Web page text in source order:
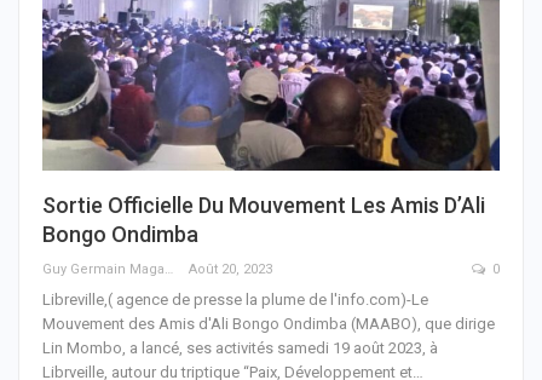
Sortie Officielle Du Mouvement Les Amis D’Ali
Bongo Ondimba
Guy Germain Maganga Nziengui Août 20, 2023 0
Libreville,( agence de presse la plume de l'info.com)-Le
Mouvement des Amis d'Ali Bongo Ondimba (MAABO), que dirige
Lin Mombo, a lancé, ses activités samedi 19 août 2023, à
Librveille, autour du triptique “Paix, Développement et